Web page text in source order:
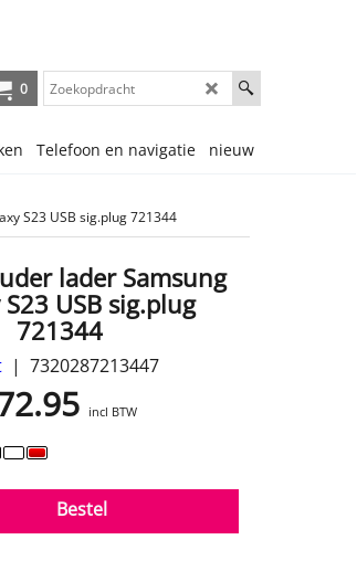
0
Telefoon en navigatie nieuw
S23 USB sig.plug 721344
lader Samsung
USB sig.plug
721344
7320287213447
incl BTW
Bestel